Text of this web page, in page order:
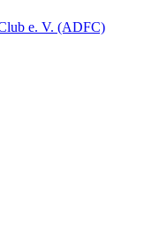
e. V. (ADFC)